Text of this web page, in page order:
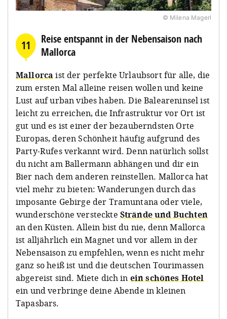
© Milena Magerl
11
Reise entspannt in der Nebensaison nach
Mallorca
Mallorca ist der perfekte Urlaubsort für alle, die
zum ersten Mal alleine reisen wollen und keine
Lust auf urban vibes haben. Die Baleareninsel ist
leicht zu erreichen, die Infrastruktur vor Ort ist
gut und es ist einer der bezauberndsten Orte
Europas, deren Schönheit häufig aufgrund des
Party-Rufes verkannt wird. Denn natürlich sollst
du nicht am Ballermann abhängen und dir ein
Bier nach dem anderen reinstellen. Mallorca hat
viel mehr zu bieten: Wanderungen durch das
imposante Gebirge der Tramuntana oder viele,
wunderschöne versteckte Strände und Buchten
an den Küsten. Allein bist du nie, denn Mallorca
ist alljährlich ein Magnet und vor allem in der
Nebensaison zu empfehlen, wenn es nicht mehr
ganz so heiß ist und die deutschen Tourimassen
abgereist sind. Miete dich in ein schönes Hotel
ein und verbringe deine Abende in kleinen
Tapasbars.